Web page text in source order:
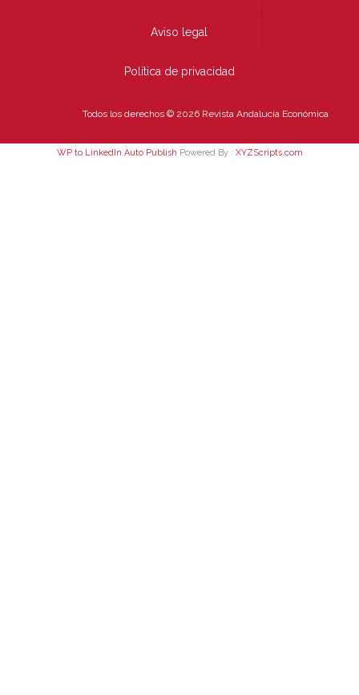
Aviso legal
Política de privacidad
Todos los derechos © 2026 Revista Andalucía Económica
WP to LinkedIn Auto Publish Powered By : XYZScripts.com